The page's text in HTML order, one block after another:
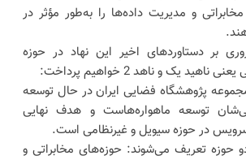
و مدیریت داده‌ها را به‌طور مؤثر در
بر دستاوردهای اخیر این نهاد در حوزه
یک و ناهد 2 خواهیم پرداخت:
پژوهشگاه فضایی ایران در حال توسعه
توسعه ماهواره‌هاست و هدف نهایی
سرویس در حوزه سیویل و غیرنظامی است.
حوزه تعریف می‌شوند: حوزه‌های مخابراتی و